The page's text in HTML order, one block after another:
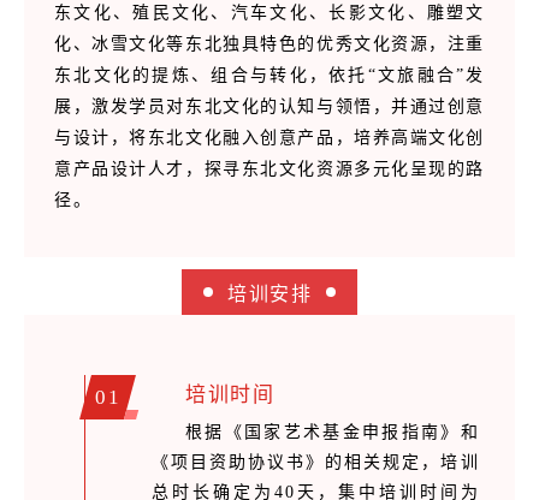
东文化、殖民文化、汽车文化、长影文化、雕塑文
化、冰雪文化等东北独具特色的优秀文化资源，注重
东北文化的提炼、组合与转化，依托“文旅融合”发
展，激发学员对东北文化的认知与领悟，并通过创意
与设计，将东北文化融入创意产品，培养高端文化创
意产品设计人才，探寻东北文化资源多元化呈现的路
径。
培训安排
01 培训时间
根据《国家艺术基金申报指南》和
《项目资助协议书》的相关规定，培训
总时长确定为40天，集中培训时间为